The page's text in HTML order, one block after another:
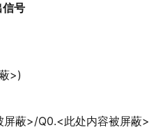
信号
>)
蔽>/Q0.<此处内容被屏蔽